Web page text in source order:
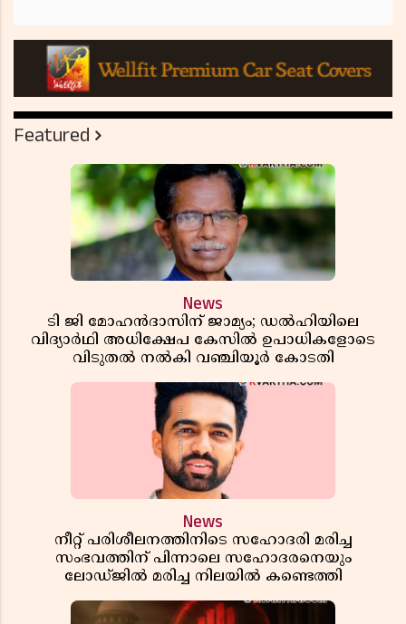
Featured
News
ടി ജി മോഹൻദാസിന് ജാമ്യം; ഡൽഹിയിലെ
വിദ്യാർഥി അധിക്ഷേപ കേസിൽ ഉപാധികളോടെ
വിടുതൽ നൽകി വഞ്ചിയൂർ കോടതി
News
നീറ്റ് പരിശീലനത്തിനിടെ സഹോദരി മരിച്ച
സംഭവത്തിന് പിന്നാലെ സഹോദരനെയും
ലോഡ്ജിൽ മരിച്ച നിലയിൽ കണ്ടെത്തി